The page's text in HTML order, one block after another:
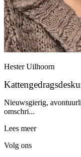
Hester Uilhoorn
Nieuwsgierig,
omschri...
Lees meer
Volg ons